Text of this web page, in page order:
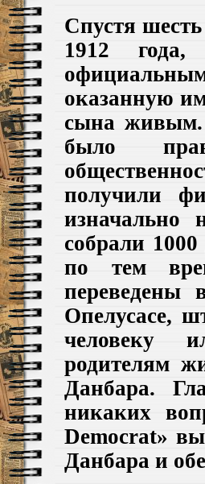
Спустя
1912
оказанную
сына живым.
было
получили
изначально
собрали
по тем
переведены
Опелусасе,
человеку
родителям
Данбара.
никаких
Democrat»
Данбара и